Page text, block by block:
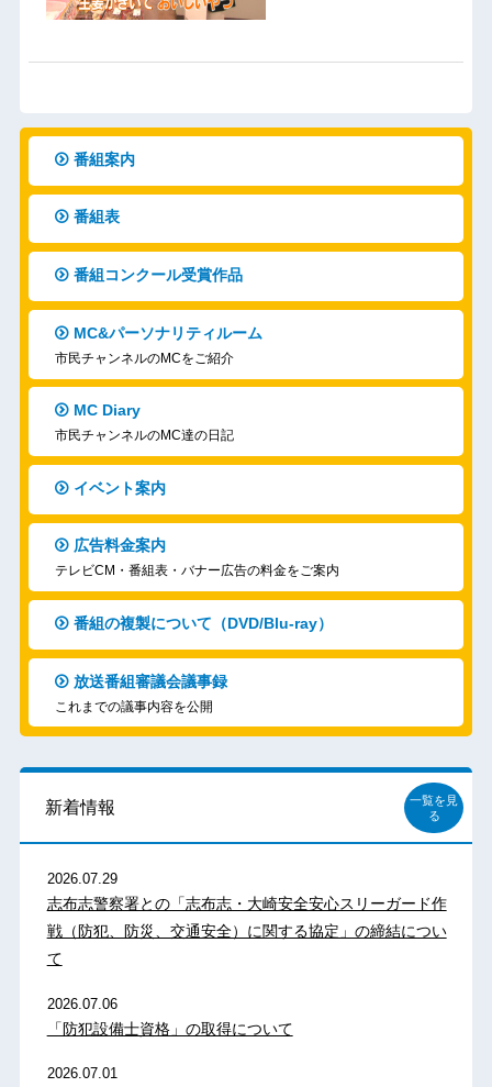
番組案内
番組表
番組コンクール受賞作品
MC&パーソナリティルーム
市民チャンネルのMCをご紹介
MC Diary
市民チャンネルのMC達の日記
イベント案内
広告料金案内
テレビCM・番組表・バナー広告の料金をご案内
番組の複製について（DVD/Blu-ray）
放送番組審議会議事録
これまでの議事内容を公開
新着情報
一覧を見
る
2026.07.29
志布志警察署との「志布志・大崎安全安心スリーガード作
戦（防犯、防災、交通安全）に関する協定」の締結につい
て
2026.07.06
「防犯設備士資格」の取得について
2026.07.01